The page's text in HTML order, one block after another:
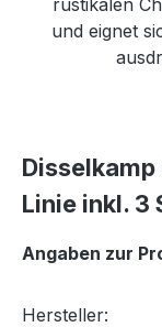
rustikalen
und eignet
Disselkamp
Linie inkl. 3
Angaben zur
Hersteller: